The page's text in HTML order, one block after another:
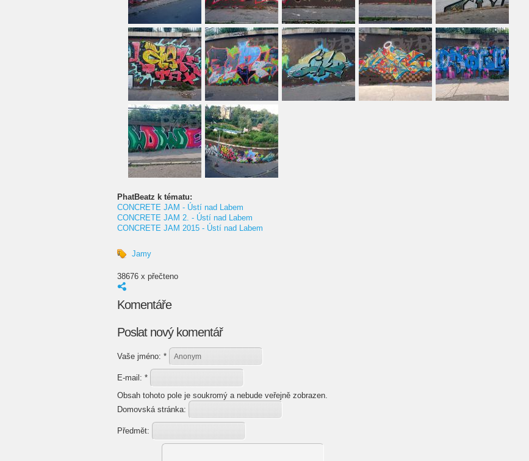
PhatBeatz k tématu:
CONCRETE JAM - Ústí nad Labem
CONCRETE JAM 2. - Ústí nad Labem
CONCRETE JAM 2015 - Ústí nad Labem
Jamy
38676 x přečteno
Komentáře
Poslat nový komentář
Vaše jméno: *
E-mail: *
Obsah tohoto pole je soukromý a nebude veřejně zobrazen.
Domovská stránka:
Předmět: